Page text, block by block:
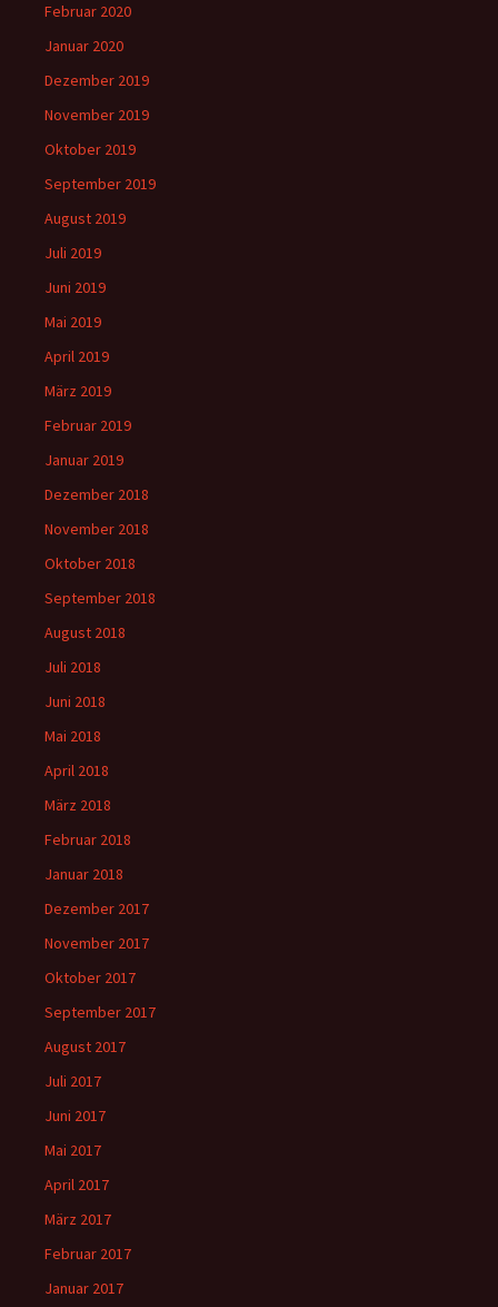
Februar 2020
Januar 2020
Dezember 2019
November 2019
Oktober 2019
September 2019
August 2019
Juli 2019
Juni 2019
Mai 2019
April 2019
März 2019
Februar 2019
Januar 2019
Dezember 2018
November 2018
Oktober 2018
September 2018
August 2018
Juli 2018
Juni 2018
Mai 2018
April 2018
März 2018
Februar 2018
Januar 2018
Dezember 2017
November 2017
Oktober 2017
September 2017
August 2017
Juli 2017
Juni 2017
Mai 2017
April 2017
März 2017
Februar 2017
Januar 2017